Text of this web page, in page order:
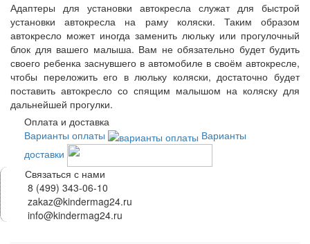
Адаптеры для установки автокресла служат для быстрой
установки автокресла на раму коляски. Таким образом
автокресло может иногда заменить люльку или прогулочный
блок для вашего малыша. Вам не обязательно будет будить
своего ребенка заснувшего в автомобиле в своём автокресле,
чтобы переложить его в люльку коляски, достаточно будет
поставить автокресло со спящим малышом на коляску для
дальнейшей прогулки.
Оплата и доставка
Варианты оплаты
Варианты
доставки
Связаться с нами
8 (499) 343-06-10
zakaz@kindermag24.ru
info@kindermag24.ru